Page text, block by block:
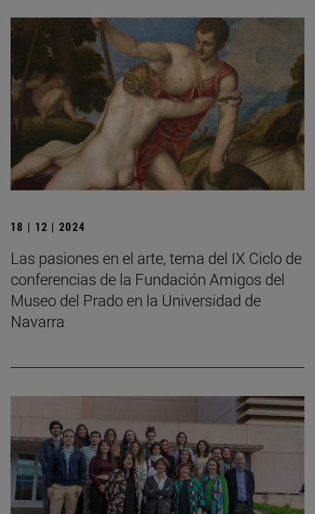
18 | 12 | 2024
Las pasiones en el arte, tema del IX Ciclo de
conferencias de la Fundación Amigos del
Museo del Prado en la Universidad de
Navarra